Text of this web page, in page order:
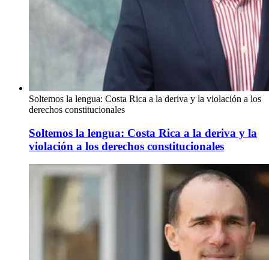
Soltemos la lengua: Costa Rica a la deriva y la violación a los
derechos constitucionales
Soltemos la lengua: Costa Rica a la deriva y la
violación a los derechos constitucionales